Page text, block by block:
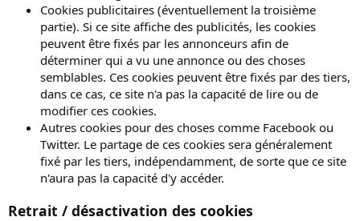
Cookies publicitaires (éventuellement la troisième
partie). Si ce site affiche des publicités, les cookies
peuvent être fixés par les annonceurs afin de
déterminer qui a vu une annonce ou des choses
semblables. Ces cookies peuvent être fixés par des tiers,
dans ce cas, ce site n'a pas la capacité de lire ou de
modifier ces cookies.
Autres cookies pour des choses comme Facebook ou
Twitter. Le partage de ces cookies sera généralement
fixé par les tiers, indépendamment, de sorte que ce site
n'aura pas la capacité d'y accéder.
Retrait / désactivation des cookies